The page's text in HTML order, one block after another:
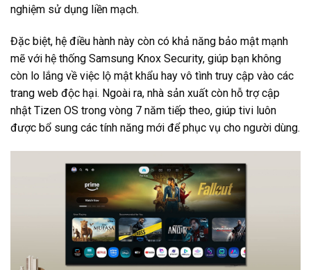
nghiệm sử dụng liền mạch.
Đặc biệt, hệ điều hành này còn có khả năng bảo mật mạnh
mẽ với hệ thống Samsung Knox Security, giúp bạn không
còn lo lắng về việc lộ mật khẩu hay vô tình truy cập vào các
trang web độc hại. Ngoài ra, nhà sản xuất còn hỗ trợ cập
nhật Tizen OS trong vòng 7 năm tiếp theo, giúp tivi luôn
được bổ sung các tính năng mới để phục vụ cho người dùng.